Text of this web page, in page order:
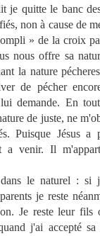
je quitte le banc
non à cause de
» de la croix
nous offre sa
la nature
de pécher
demande. En
de juste, ne
Puisque Jésus a
a venir. Il
le naturel : si
je reste
Je reste leur
j'ai accepté